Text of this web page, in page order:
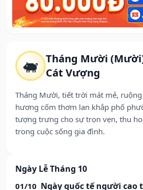
🐖 Tháng Mười
Cát Vượng
Tháng Mười, tiết trời mát mẻ,
hương cốm thơm lan khắp phố
tượng trưng cho sự trọn vẹn, thu
trong cuộc sống gia đình.
Ngày Lễ Tháng 10
01/10 Ngày quốc tế người cao